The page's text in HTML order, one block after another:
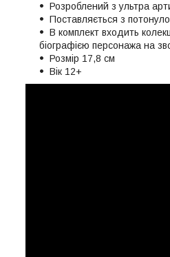
Розроблений з ультра
Поставляється з
В комплект входить
біографією персонажа на
Розмір 17,8 см
Вік 12+